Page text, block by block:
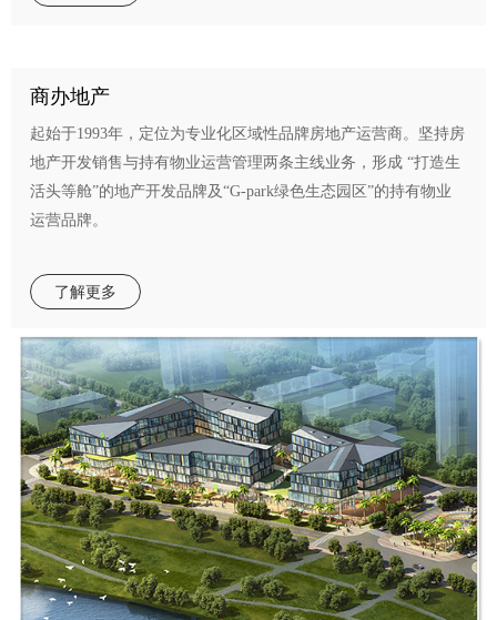
商办地产
起始于1993年，定位为专业化区域性品牌房地产运营商。坚持房
地产开发销售与持有物业运营管理两条主线业务，形成 “打造生
活头等舱”的地产开发品牌及“G-park绿色生态园区”的持有物业
运营品牌。
了解更多